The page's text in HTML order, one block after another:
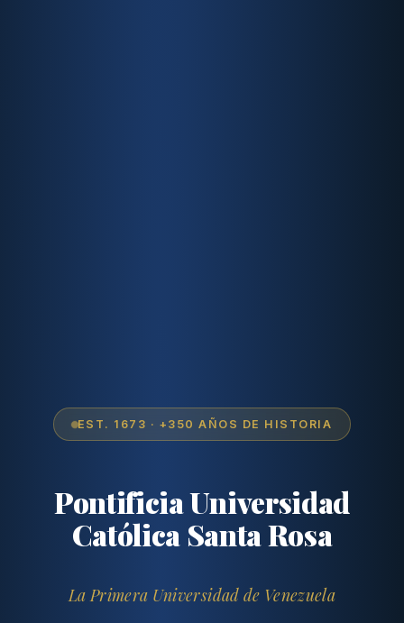
EST. 1673 · +350 AÑOS DE HISTORIA
Pontificia Universidad
Católica Santa Rosa
La Primera Universidad de Venezuela